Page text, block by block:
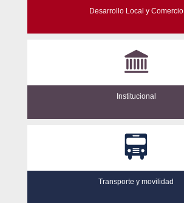
Desarrollo Local y Comercio
Institucional
Transporte y movilidad